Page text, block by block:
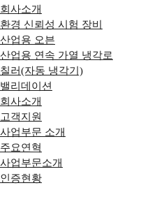
회사소개
환경 신뢰성 시험 장비
산업용 오븐
산업용 연속 가열 냉각로
칠러(자동 냉각기)
밸리데이션
회사소개
고객지원
사업부문 소개
주요연혁
사업부문소개
인증현황